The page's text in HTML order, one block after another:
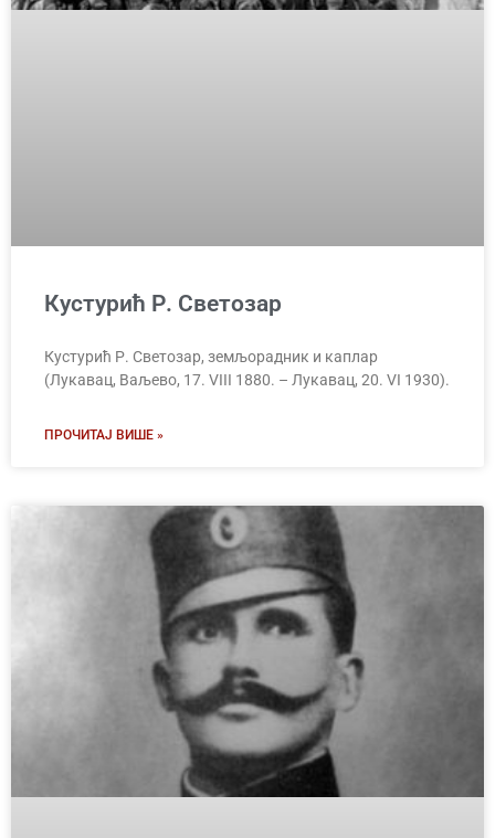
Кустурић Р. Светозар
Кустурић Р. Светозар, земљорадник и каплар
(Лукавац, Ваљево, 17. VIII 1880. – Лукавац, 20. VI 1930).
ПРОЧИТАЈ ВИШЕ »